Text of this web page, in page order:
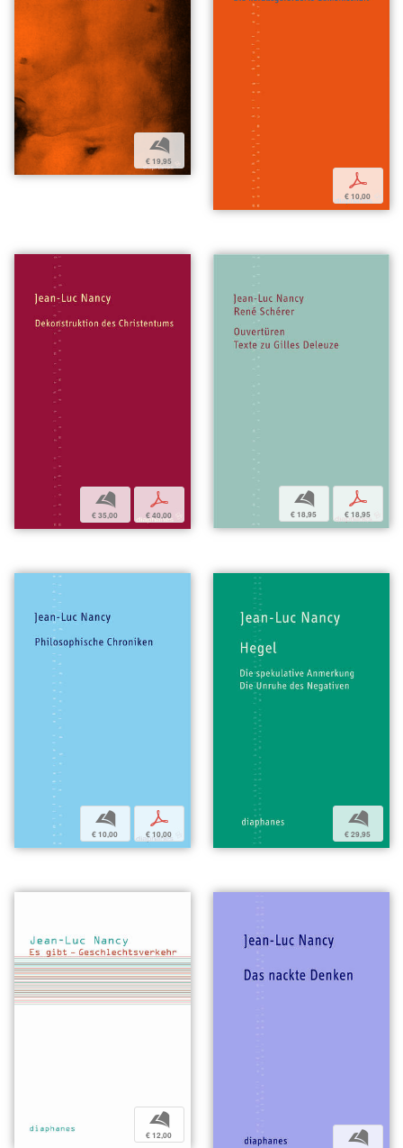
b
€ 19,95
p
€ 10,00
b
€ 35,00
p
€ 40,00
b
€ 18,95
p
€ 18,95
b
€ 10,00
p
€ 10,00
b
€ 29,95
b
€ 12,00 b